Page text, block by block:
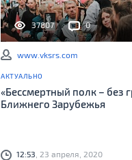
37807 0
www.vksrs.com
АКТУАЛЬНО
«Бессмертный полк – без
Ближнего Зарубежья
12:53 , 23 апреля, 2020